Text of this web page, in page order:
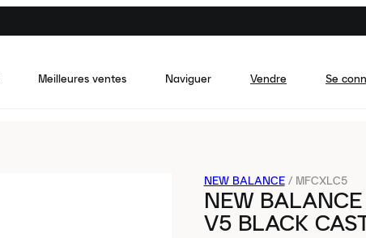
Meilleures ventes Naviguer Vendre Se
NEW BALANCE / MFCXLC5
NEW
V5 BLACK